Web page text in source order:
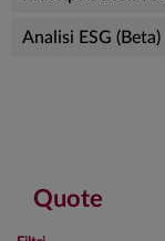
Analisi ESG (Beta)
Quote